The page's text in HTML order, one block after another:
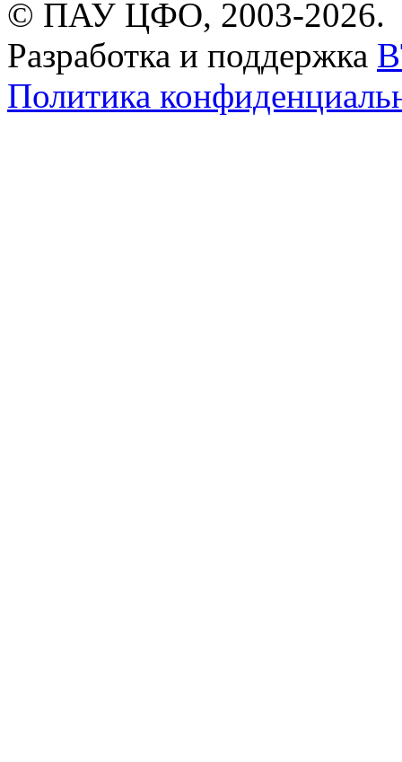
© ПАУ ЦФО, 2003-2026.
Разработка и поддержка
Политика